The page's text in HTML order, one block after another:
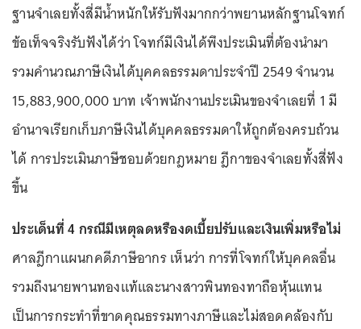
ฐานจำเลยทั้งสี่มีน้ำหนักให้รับฟังมากกว่าพยานหลักฐานโจทก์
ข้อเท็จจริงรับฟังได้ว่า โจทก์มีเงินได้พึงประเมินที่ต้องนำมา
รวมคำนวณภาษีเงินได้บุคคลธรรมดาประจำปี 2549 จำนวน
15,883,900,000 บาท เจ้าพนักงานประเมินของจำเลยที่ 1 มี
อำนาจเรียกเก็บภาษีเงินได้บุคคลธรรมดาให้ถูกต้องครบถ้วน
ได้ การประเมินภาษีชอบด้วยกฎหมาย ฎีกาของจำเลยทั้งสี่ฟัง
ขึ้น
ประเด็นที่ 4 กรณีมีเหตุลดหรืองดเบี้ยปรับและเงินเพิ่มหรือไม่
ศาลฎีกาแผนกคดีภาษีอากร เห็นว่า การที่โจทก์ให้บุคคลอื่น
รวมถึงนายพานทองแท้และนางสาวพินทองทาถือหุ้นแทน
เป็นการกระทำที่ขาดคุณธรรมทางภาษีและไม่สอดคล้องกับ